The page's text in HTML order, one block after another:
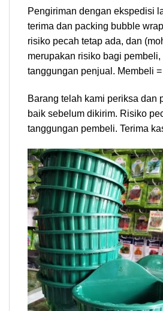
Pengiriman dengan ekspedisi
terima dan packing bubble
risiko pecah tetap ada, dan
merupakan risiko bagi pembeli,
tanggungan penjual. Membeli
Barang telah kami periksa dan
baik sebelum dikirim. Risiko
tanggungan pembeli. Terima